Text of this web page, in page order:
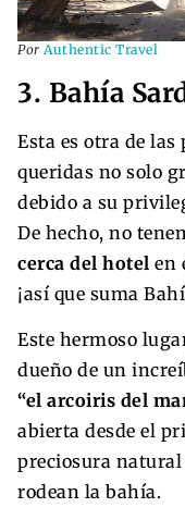
Por Authentic Travel
3. Bahía
Esta es otra de las
queridas no solo
debido a su
De hecho, no
cerca del hotel en
¡así que suma
Este hermoso
dueño de un
“el arcoiris del
abierta desde el
preciosura natural
rodean la bahía.